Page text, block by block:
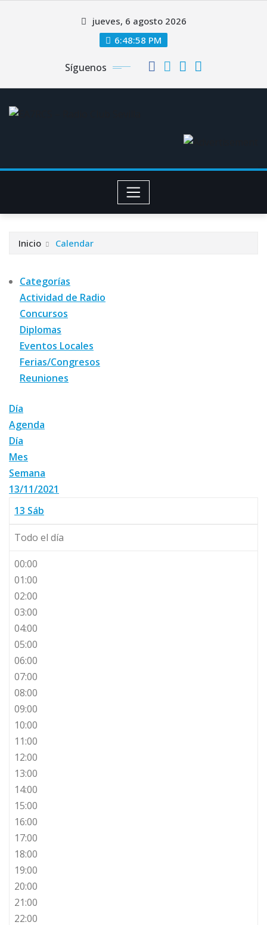
jueves, 6 agosto 2026
6:48:59 PM
Síguenos
Inicio Calendar
Categorías
Actividad de Radio
Concursos
Diplomas
Eventos Locales
Ferias/Congresos
Reuniones
Día
Agenda
Día
Mes
Semana
13/11/2021
13 Sáb
Todo el día
00:00
01:00
02:00
03:00
04:00
05:00
06:00
07:00
08:00
09:00
10:00
11:00
12:00
13:00
14:00
15:00
16:00
17:00
18:00
19:00
20:00
21:00
22:00